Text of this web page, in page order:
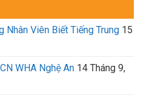
Nhân Viên Biết Tiếng Trung 15
WHA Nghệ An 14 Tháng 9,